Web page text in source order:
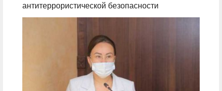
антитеррористической безопасности